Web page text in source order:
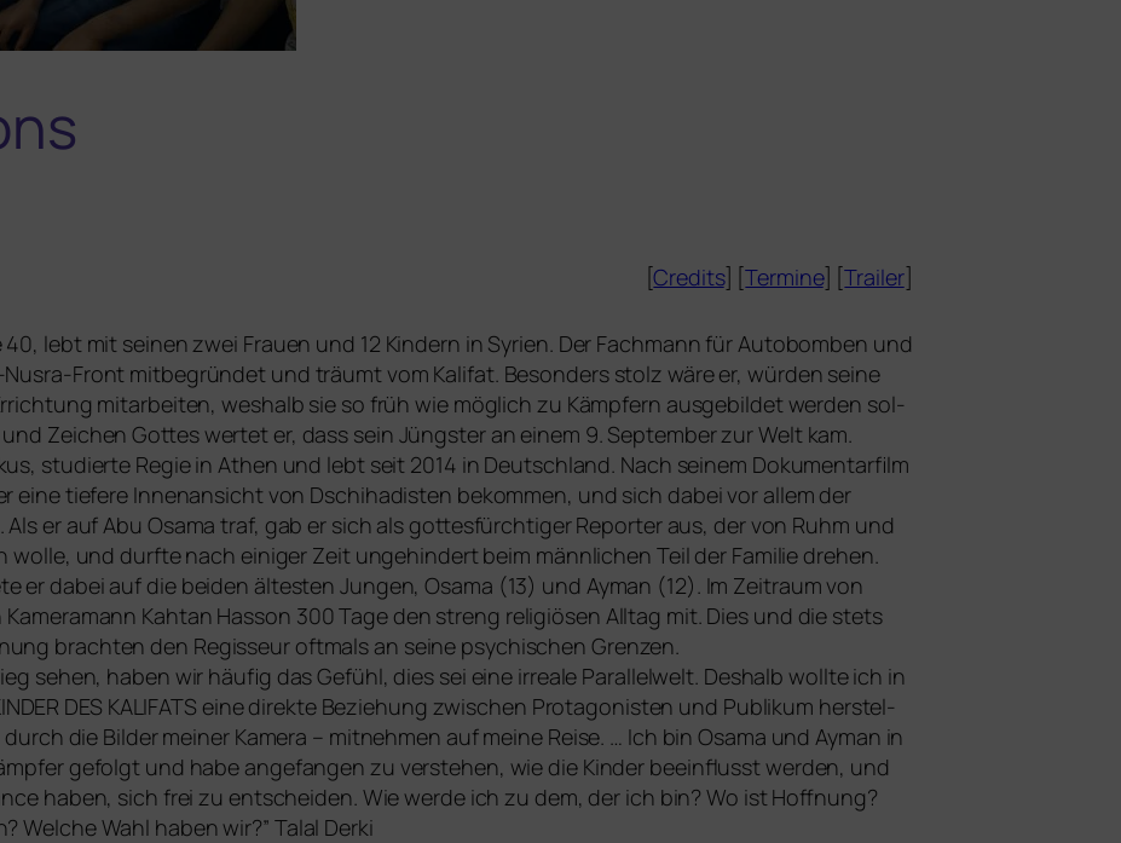
[Credits] [Termine] [Trailer]
lebt mit sei­nen zwei Frauen und 12 Kindern in Syrien. Der Fachmann für Autobomben und
Front mit­be­grün­det und träumt vom Kalifat. Besonders stolz wäre er, wür­den sei­ne
mit­ar­bei­ten, wes­halb sie so früh wie mög­lich zu Kämpfern aus­ge­bil­det wer­den sol­
Zeichen Gottes wer­tet er, dass sein Jüngster an einem 9. September zur Welt kam.
stu­dier­te Regie in Athen und lebt seit 2014 in Deutschland. Nach sei­nem Dokumentarfilm
eine tie­fe­re Innenansicht von Dschihadisten bekom­men, und sich dabei vor allem der
er auf Abu Osama traf, gab er sich als got­tes­fürch­ti­ger Reporter aus, der von Ruhm und
und durf­te nach eini­ger Zeit unge­hin­dert beim männ­li­chen Teil der Familie dre­hen.
er dabei auf die bei­den ältes­ten Jungen, Osama (13) und Ayman (12). Im Zeitraum von
Kahtan Hasson 300 Tage den streng reli­giö­sen Alltag mit. Dies und die stets
brach­ten den Regisseur oft­mals an sei­ne psy­chi­schen Grenzen.
sehen, haben wir häu­fig das Gefühl, dies sei eine irrea­le Parallelwelt. Deshalb woll­te ich in
DES KALIFATS eine direk­te Beziehung zwi­schen Protagonisten und Publikum her­stel­
die Bilder mei­ner Kamera – mit­neh­men auf mei­ne Reise. … Ich bin Osama und Ayman in
gefolgt und habe ange­fan­gen zu ver­ste­hen, wie die Kinder beein­flusst wer­den, und
haben, sich frei zu ent­schei­den. Wie wer­de ich zu dem, der ich bin? Wo ist Hoffnung?
Welche Wahl haben wir?” Talal Derki